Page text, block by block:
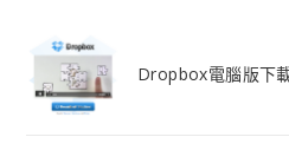
Dropbox電腦版下